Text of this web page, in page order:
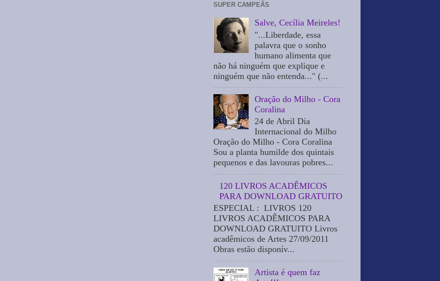
SUPER CAMPEÃS
Salve, Cecília Meireles!
"...Liberdade, essa
palavra que o sonho
humano alimenta que
não há ninguém que explique e
ninguém que não entenda..." (...
Oração do Milho - Cora
Coralina
24 de Abril Dia
Internacional do Milho
Oração do Milho - Cora Coralina
Sou a planta humilde dos quintais
pequenos e das lavouras pobres...
120 LIVROS ACADÊMICOS
PARA DOWNLOAD GRATUITO
ESPECIAL : LIVROS 120
LIVROS ACADÊMICOS PARA
DOWNLOAD GRATUITO Livros
acadêmicos de Artes 27/09/2011
Obras estão disponív...
Artista é quem faz